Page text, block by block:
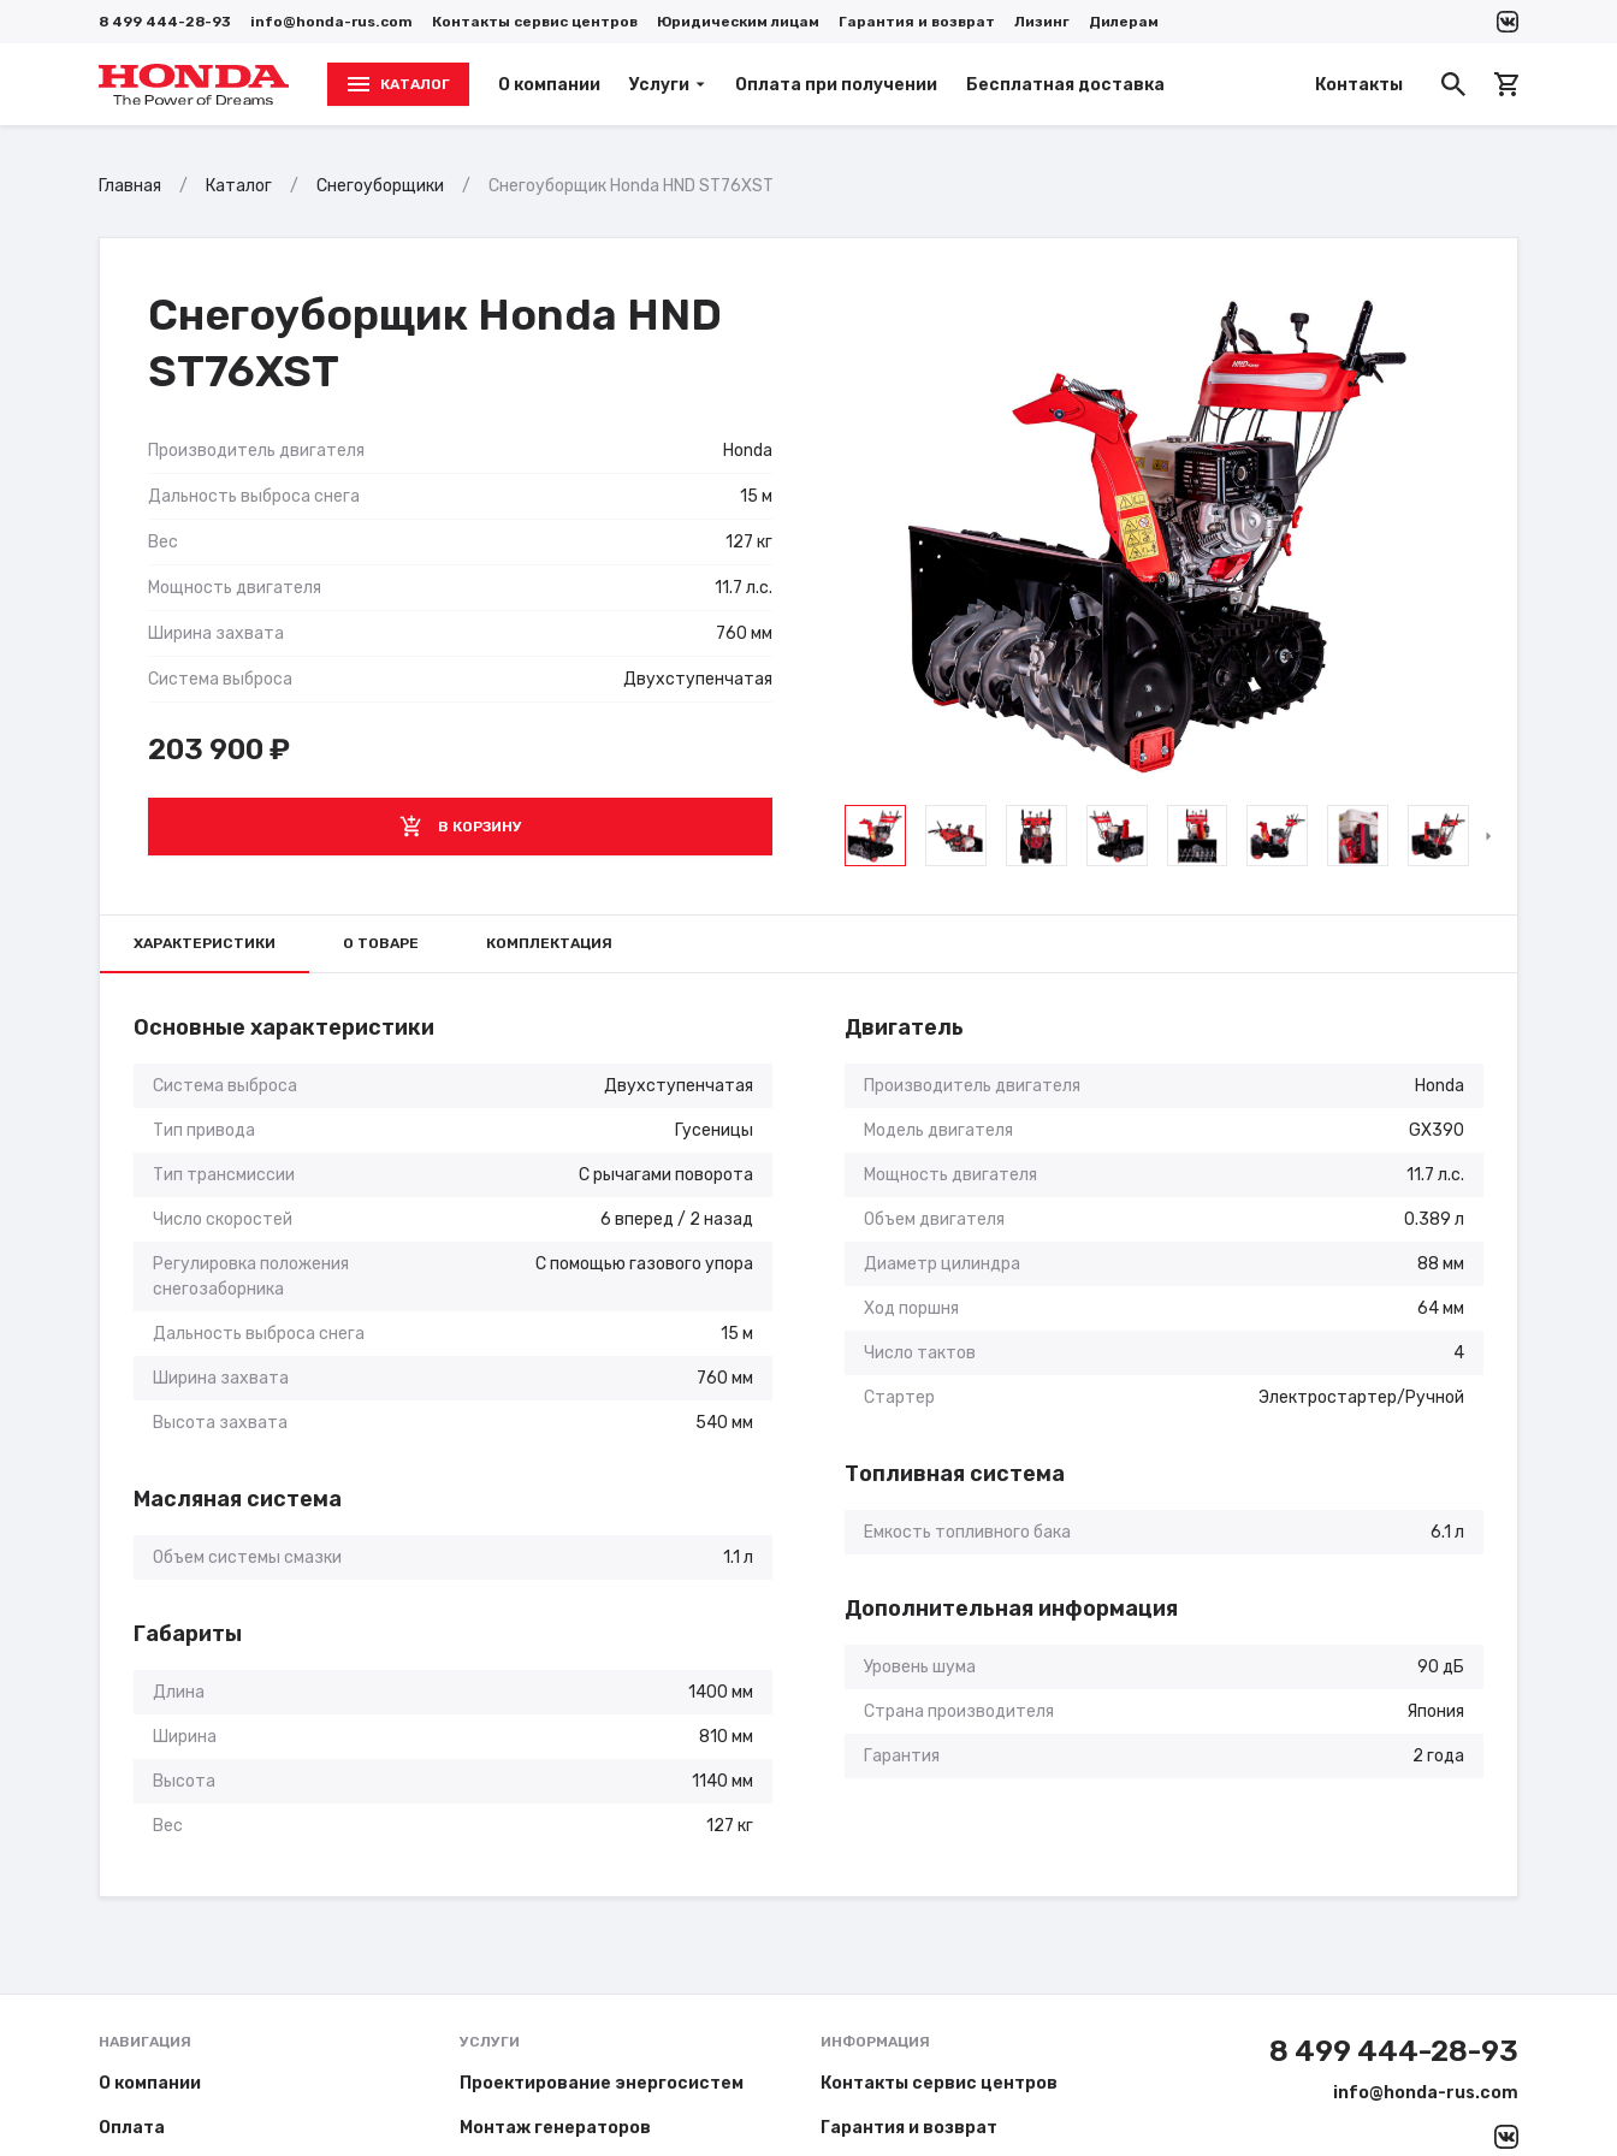
8 499 444-28-93 info@honda-rus.com Контакты сервис центров Юридическим лицам Гарантия и возврат Лизинг Дилерам
КАТАЛОГ О компании Услуги Оплата при получении Бесплатная доставка Контакты
Главная Каталог Снегоуборщики Снегоуборщик Honda HND ST76XST
Снегоуборщик Honda HND
ST76XST
Производитель двигателя Honda
Дальность выброса снега 15 м
Вес 127 кг
Мощность двигателя 11.7 л.с.
Ширина захвата 760 мм
Система выброса Двухступенчатая
203 900 ₽
В КОРЗИНУ
ХАРАКТЕРИСТИКИ О ТОВАРЕ КОМПЛЕКТАЦИЯ
Основные характеристики
Система выброса Двухступенчатая
Тип привода Гусеницы
Тип трансмиссии С рычагами поворота
Число скоростей 6 вперед / 2 назад
Регулировка положения
снегозаборника
С помощью газового упора
Дальность выброса снега 15 м
Ширина захвата 760 мм
Высота захвата 540 мм
Двигатель
Производитель двигателя Honda
Модель двигателя GX390
Мощность двигателя 11.7 л.с.
Объем двигателя 0.389 л
Диаметр цилиндра 88 мм
Ход поршня 64 мм
Число тактов 4
Стартер Электростартер/Ручной
Топливная система
Емкость топливного бака 6.1 л
Масляная система
Объем системы смазки 1.1 л
Дополнительная информация
Уровень шума 90 дБ
Страна производителя Япония
Гарантия 2 года
Габариты
Длина 1400 мм
Ширина 810 мм
Высота 1140 мм
Вес 127 кг
НАВИГАЦИЯ
О компании
Оплата
УСЛУГИ
Проектирование энергосистем
Монтаж генераторов
ИНФОРМАЦИЯ
Контакты сервис центров
Гарантия и возврат
8 499 444-28-93
info@honda-rus.com